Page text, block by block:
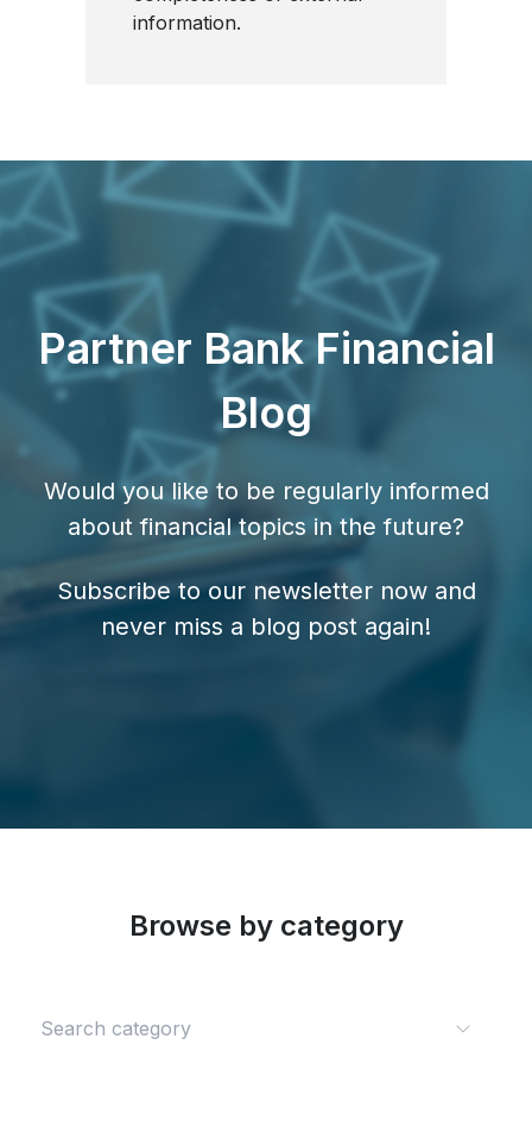
information.
Partner Bank Financial
Blog
Would you like to be regularly informed
about financial topics in the future?
Subscribe to our newsletter now and
never miss a blog post again!
Browse by category